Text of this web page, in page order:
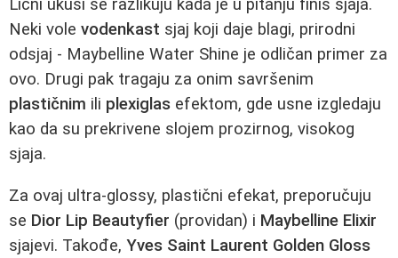
Lični ukusi se razlikuju kada je u pitanju finiš sjaja.
Neki vole vodenkast sjaj koji daje blagi, prirodni
odsjaj - Maybelline Water Shine je odličan primer za
ovo. Drugi pak tragaju za onim savršenim
plastičnim ili plexiglas efektom, gde usne izgledaju
kao da su prekrivene slojem prozirnog, visokog
sjaja.
Za ovaj ultra-glossy, plastični efekat, preporučuju
se Dior Lip Beautyfier (providan) i Maybelline Elixir
sjajevi. Takođe, Yves Saint Laurent Golden Gloss